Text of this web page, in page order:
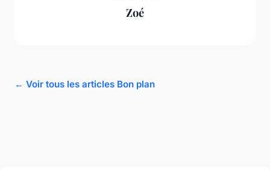
Zoé
← Voir tous les articles Bon plan